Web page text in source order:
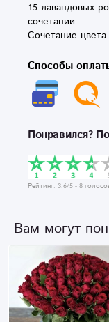
15 лавандовых
сочетании
Сочетание
Способы
Понравился?
Рейтинг: 3.6/5 - 8
Вам могут